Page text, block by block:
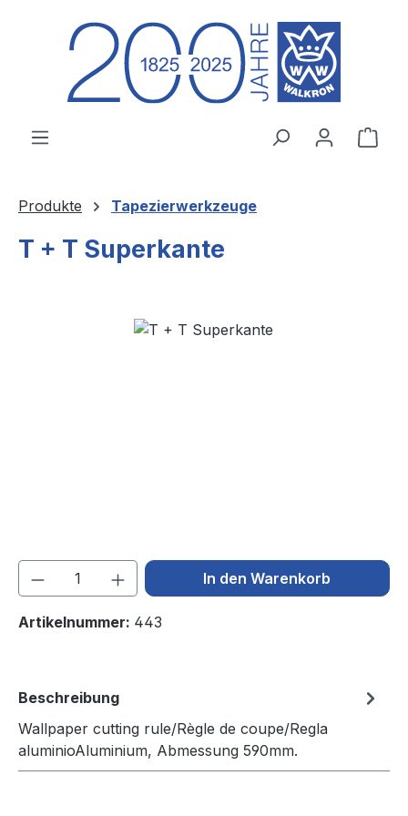
Zum Hauptinhalt springen
Produkte Tapezierwerkzeuge
T + T Superkante
Bildergalerie überspringen
Produkt Anzahl: Gib denIn den Warenkorb
Artikelnummer: 443
Beschreibung
Wallpaper cutting rule/Règle de coupe/Regla
aluminioAluminium, Abmessung 590mm.